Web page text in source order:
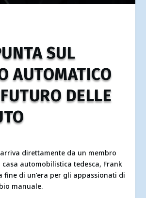
SUL
AUTOMATICO
DELLE
direttamente da un membro
automobilistica tedesca, Frank
fine di un’era per gli appassionati di
manuale.